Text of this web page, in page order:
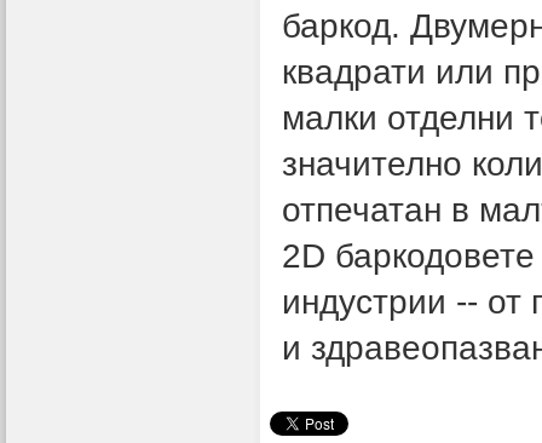
баркод.
квадрати или
малки отделни
значително
отпечатан в
2D
индустрии -- от
и